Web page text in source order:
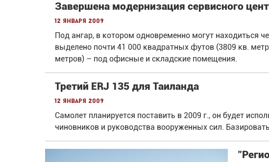
Завершена модернизация сервисного
12 января 2009
Под ангар, в котором одновременно могут находиться
выделено почти 41 000 квадратных футов (3809 кв.
метров) – под офисные и складские помещения.
Третий ERJ 135 для Таиланда
12 января 2009
Самолет планируется поставить в 2009 г., он будет
чиновников и руководства вооруженных сил.